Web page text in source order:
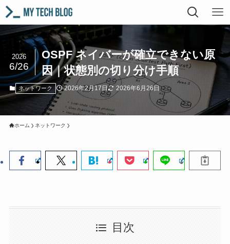
OSPF ネイバーが確立できない原
因｜状態別の切り分け手順
2026
6/26
ネットワーク 2026年2月17日 2026年6月26日
ホーム ネットワーク
目次